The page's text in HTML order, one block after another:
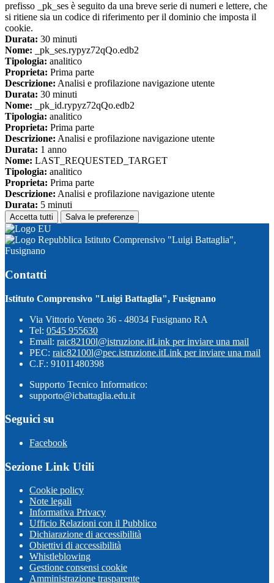
prefisso _pk_ses è seguito da una breve serie di numeri e lettere, che
si ritiene sia un codice di riferimento per il dominio che imposta il
cookie.
Durata: 30 minuti
Nome: _pk_ses.rypyz72qQo.edb2
Tipologia: analitico
Proprieta: Prima parte
Descrizione: Analisi e profilazione navigazione utente
Durata: 30 minuti
Nome: _pk_id.rypyz72qQo.edb2
Tipologia: analitico
Proprieta: Prima parte
Descrizione: Analisi e profilazione navigazione utente
Durata: 1 anno
Nome: LAST_REQUESTED_TARGET
Tipologia: analitico
Proprieta: Prima parte
Descrizione: Analisi e profilazione navigazione utente
Durata: 5 minuti
Accetta tutti Salva le preferenze
Istituto Comprensivo "Luigi Battaglia",
Fusignano
Contatti
Istituto Comprensivo "Luigi Battaglia", Fusignano
Via Vittorio Veneto 36 - 48034 Fusignano RA
Tel: 0545 955630
Email: raic82100l@istruzione.itLink per inviare una mail
PEC: raic82100l@pec.istruzione.itLink per inviare una mail
C.F.: 91011480398
Supporto Tecnico Informatico:
supporto@icbattaglia.edu.it
Seguici su
Facebook
Sezione Link Utili
Cookie policy
Note legali
Informativa Privacy
Ufficio Relazioni con il Pubblico
Dichiarazione di accessibilità
Obiettivi di accessibilità
Whistleblowing
Gestione consensi cookie
Amministrazione trasparente